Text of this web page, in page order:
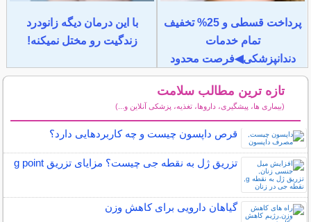
پرداخت قسطی و 25% تخفیف
تمام خدمات
دندانپزشکی◀فرصت محدود
با این درمان دیگه زانودرد
زندگیت رو مختل نمیکنه!
تازه ترین مطالب سلامت
(بیماری ها، پیشگیری، داروها، تغذیه، پزشکی آنلاین و...)
قرص داپسون چیست و چه کاربردهایی دارد؟
تزریق ژل به نقطه جی چیست؟ مزایای تزریق g point
گیاهان دارویی برای کاهش وزن